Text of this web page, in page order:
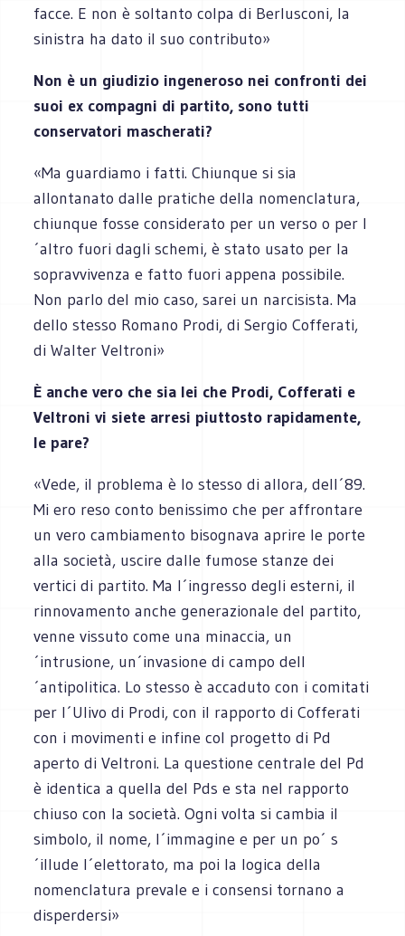
facce. E non è soltanto colpa di Berlusconi, la
sinistra ha dato il suo contributo»
Non è un giudizio ingeneroso nei confronti dei
suoi ex compagni di partito, sono tutti
conservatori mascherati?
«Ma guardiamo i fatti. Chiunque si sia
allontanato dalle pratiche della nomenclatura,
chiunque fosse considerato per un verso o per l
´altro fuori dagli schemi, è stato usato per la
sopravvivenza e fatto fuori appena possibile.
Non parlo del mio caso, sarei un narcisista. Ma
dello stesso Romano Prodi, di Sergio Cofferati,
di Walter Veltroni»
È anche vero che sia lei che Prodi, Cofferati e
Veltroni vi siete arresi piuttosto rapidamente,
le pare?
«Vede, il problema è lo stesso di allora, dell´89.
Mi ero reso conto benissimo che per affrontare
un vero cambiamento bisognava aprire le porte
alla società, uscire dalle fumose stanze dei
vertici di partito. Ma l´ingresso degli esterni, il
rinnovamento anche generazionale del partito,
venne vissuto come una minaccia, un
´intrusione, un´invasione di campo dell
´antipolitica. Lo stesso è accaduto con i comitati
per l´Ulivo di Prodi, con il rapporto di Cofferati
con i movimenti e infine col progetto di Pd
aperto di Veltroni. La questione centrale del Pd
è identica a quella del Pds e sta nel rapporto
chiuso con la società. Ogni volta si cambia il
simbolo, il nome, l´immagine e per un po´ s
´illude l´elettorato, ma poi la logica della
nomenclatura prevale e i consensi tornano a
disperdersi»